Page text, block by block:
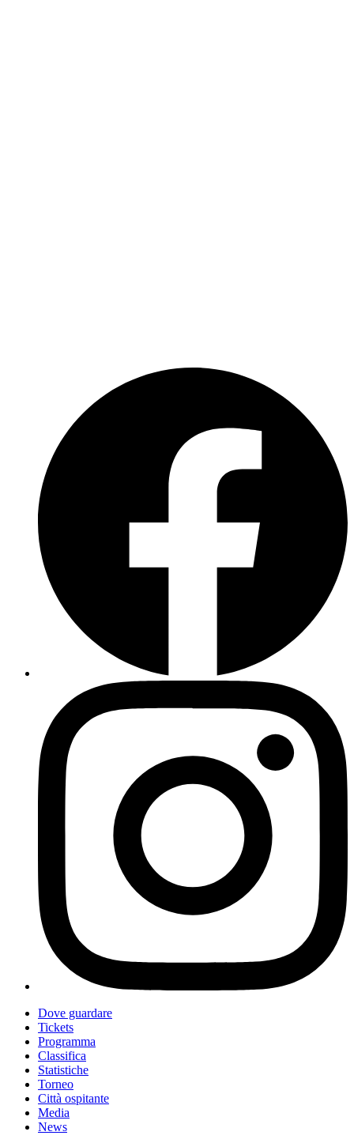
Dove guardare
Tickets
Programma
Classifica
Statistiche
Torneo
Città ospitante
Media
News